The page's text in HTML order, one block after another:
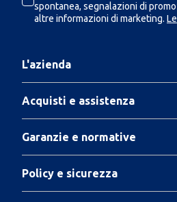
spontanea, segnalazioni di
altre informazioni di marketing.
L'azienda
Acquisti e assistenza
Garanzie e normative
Policy e sicurezza